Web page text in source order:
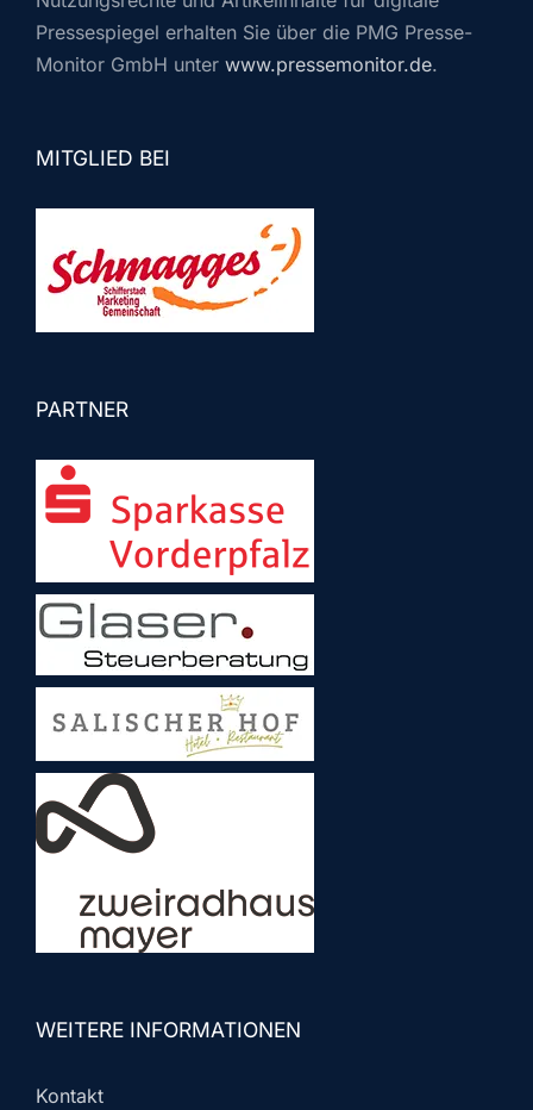
Pressespiegel erhalten Sie über die PMG Presse-
Monitor GmbH unter www.pressemonitor.de.
MITGLIED BEI
PARTNER
WEITERE INFORMATIONEN
Kontakt